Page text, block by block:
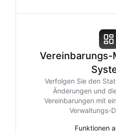
Vereinbarungs-
Verfolgen Sie den
Änderungen und
Vereinbarungen mit
Verwaltungs-
Funktionen